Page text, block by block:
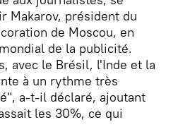
Makarov, président du
de Moscou, en
de la publicité.
avec le Brésil, l'Inde et la
à un rythme très
a-t-il déclaré, ajoutant
les 30%, ce qui